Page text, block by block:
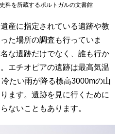
料を所蔵するポルトガルの文書館
産に指定されている遺跡や教
た場所の調査も行っていま
な遺跡だけでなく、誰も行か
エチオピアの遺跡は最高気温
たい雨が降る標高3000mの山
ます。遺跡を見に行くために
ないこともあります。